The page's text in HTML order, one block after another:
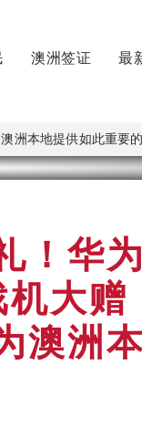
澳洲签证 最
洲本地提供如此重要
！华
大赠
澳洲